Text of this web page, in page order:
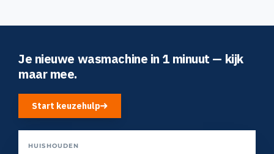
Je nieuwe wasmachine in 1 minuut — kijk
maar mee.
Start keuzehulp
HUISHOUDEN